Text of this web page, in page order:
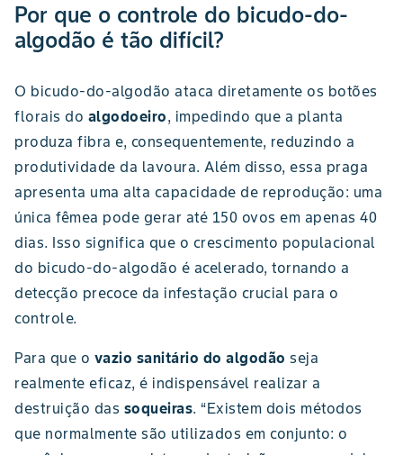
Por que o controle do bicudo-do-
algodão é tão difícil?
O bicudo-do-algodão ataca diretamente os botões
florais do algodoeiro, impedindo que a planta
produza fibra e, consequentemente, reduzindo a
produtividade da lavoura. Além disso, essa praga
apresenta uma alta capacidade de reprodução: uma
única fêmea pode gerar até 150 ovos em apenas 40
dias. Isso significa que o crescimento populacional
do bicudo-do-algodão é acelerado, tornando a
detecção precoce da infestação crucial para o
controle.
Para que o vazio sanitário do algodão seja
realmente eficaz, é indispensável realizar a
destruição das soqueiras. “Existem dois métodos
que normalmente são utilizados em conjunto: o